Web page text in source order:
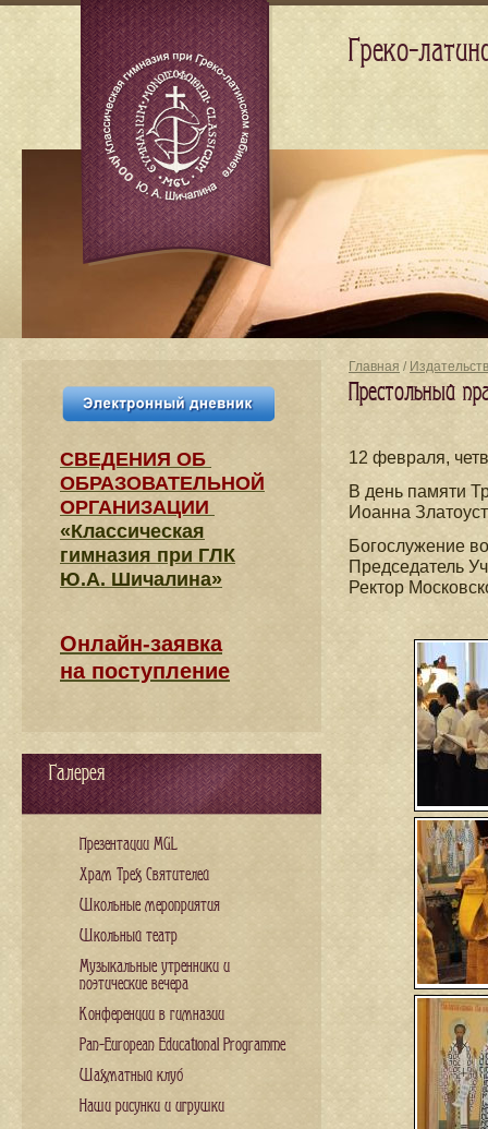
Главная /
Престольный
12 февраля,
В день памяти
Иоанна
Богослужение
Председатель
Ректор
СВЕДЕНИЯ​ ОБ
ОБРАЗОВАТЕЛЬНОЙ
ОРГАНИЗАЦИИ
«Классическая
гимназия при ГЛК
Ю.А. Шичалина»
Онлайн-заявка
на поступление
Галерея
Презентации MGL
Храм Трех Святителей
Школьные мероприятия
Школьный театр
Музыкальные утренники и
поэтические вечера
Конференции в гимназии
Pan-European Educational Programme
Шахматный клуб
Наши рисунки и игрушки
Греко-